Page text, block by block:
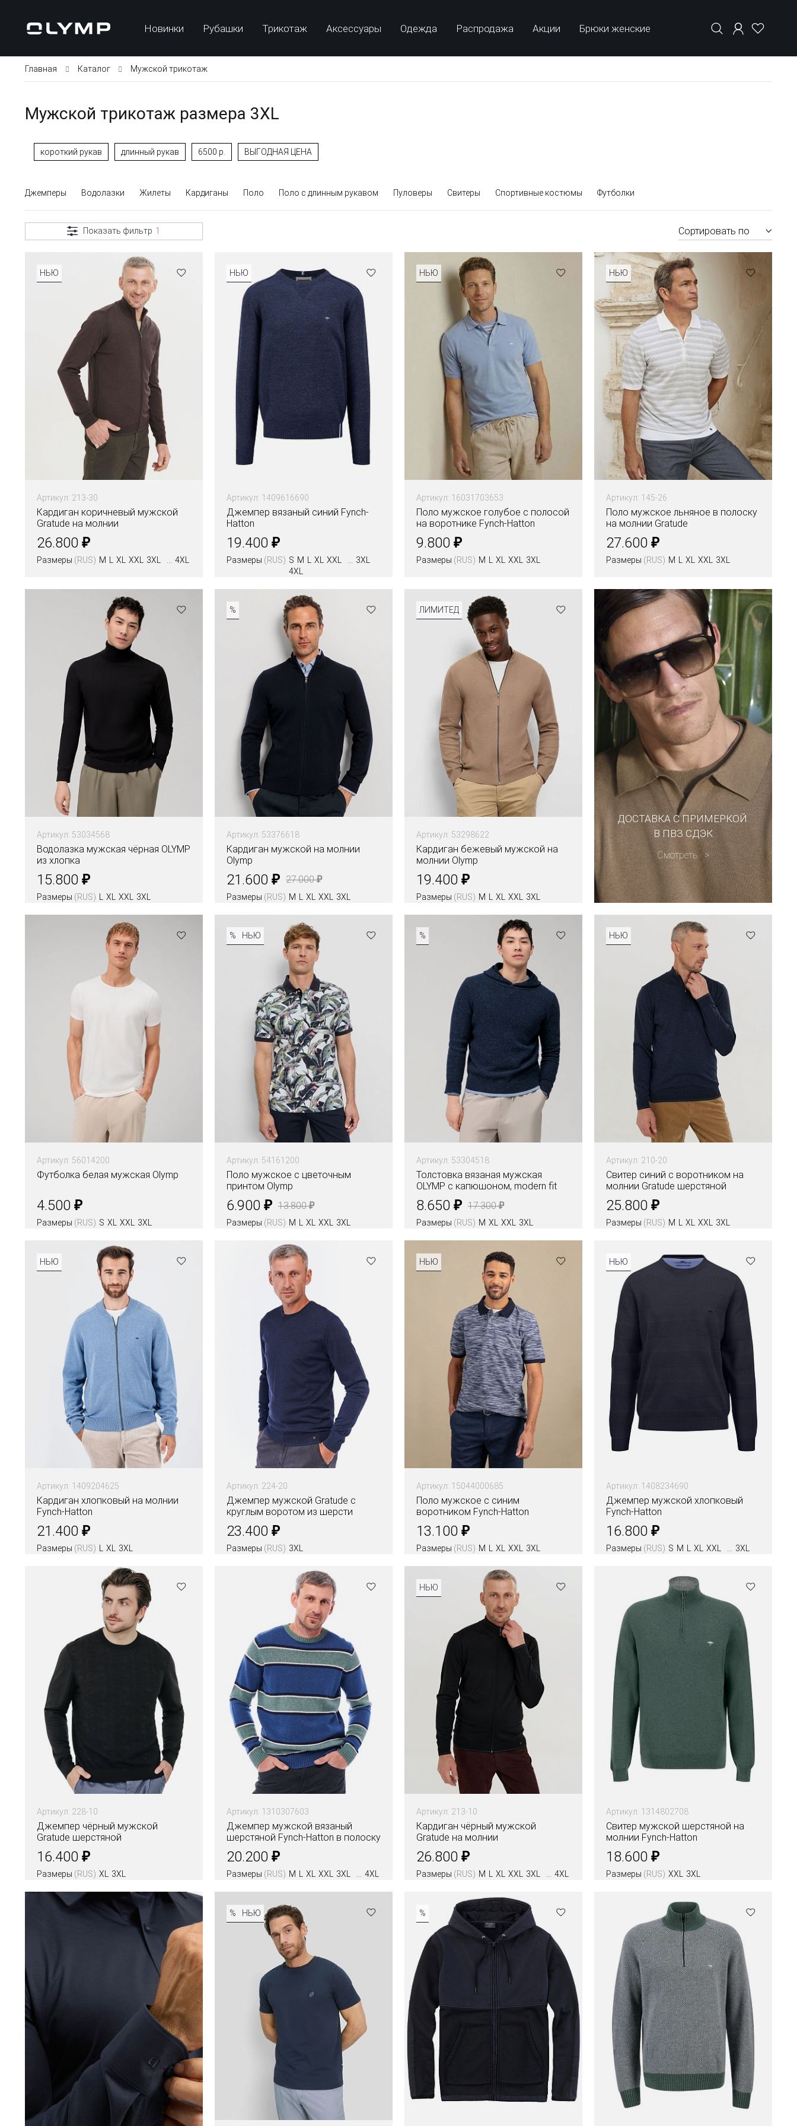
Новинки Рубашки Трикотаж Аксессуары Одежда Распродажа Акции Брюки женские
Главная Каталог Мужской трикотаж
Мужской трикотаж размера 3XL
короткий рукав длинный рукав 6500 р. ВЫГОДНАЯ ЦЕНА
Джемперы Водолазки Жилеты Кардиганы Поло Поло с длинным рукавом Пуловеры Свитеры Спортивные костюмы Футболки
Показать фильтр 1 Сортировать по
НЬЮ
Артикул: 213-30
Кардиган коричневый мужской
Gratude на молнии
26.800 ₽
Размеры (RUS) M XL XXL 3XL
4XL
НЬЮ
Артикул: 1409616690
Джемпер вязаный синий Fynch-
Hatton
19.400 ₽
Размеры (RUS) S M XL XXL
3XL
4XL
Цвета
НЬЮ
Артикул: 16031703653
Поло мужское голубое с полосой
на воротнике Fynch-Hatton
9.800 ₽
Размеры (RUS) M XL XXL 3XL
НЬЮ
Артикул: 145-26
Поло мужское льняное в полоску
на молнии Gratude
27.600 ₽
Размеры (RUS) M XL XXL 3XL
Артикул: 53034568
Водолазка мужская чёрная OLYMP
из хлопка
15.800 ₽
Размеры (RUS) XL XXL
3XL
Цвета
%
Артикул: 53376618
Кардиган мужской на молнии
Olymp
21.600 ₽ 27.000₽
Размеры (RUS) M XL XXL
3XL
Цвета
ЛИМИТЕД
Артикул: 53298622
Кардиган бежевый мужской на
молнии Olymp
19.400 ₽
Размеры (RUS) M XL XXL
3XL
Цвета
ДОСТАВКА С ПРИМЕРКОЙ
В ПВЗ СДЭК
Смотреть
Артикул: 56014200
Футболка белая мужская Olymp
4.500 ₽
Размеры (RUS) S XL XXL
3XL
% НЬЮ
Артикул: 54161200
Поло мужское с цветочным
принтом Olymp
6.900 ₽ 13.800₽
Размеры (RUS) M XL XXL
3XL
%
Артикул: 53304518
Толстовка вязаная мужская
OLYMP с капюшоном, modern fit
8.650 ₽ 17.300₽
Размеры (RUS) M XL XXL
3XL
Цвета
НЬЮ
Артикул: 210-20
Свитер синий с воротником на
молнии Gratude шерстяной
25.800 ₽
Размеры (RUS) M XL XXL
3XL
НЬЮ
Артикул: 1409204625
Кардиган хлопковый на молнии
Fynch-Hatton
21.400 ₽
Размеры (RUS) L XL 3XL
Артикул: 224-20
Джемпер мужской Gratude с
круглым воротом из шерсти
мериса
23.400 ₽
Размеры (RUS) 3XL
НЬЮ
Артикул: 15044000685
Поло мужское с синим
воротником Fynch-Hatton
13.100 ₽
Размеры (RUS) M L XL XXL 3XL
НЬЮ
Артикул: 1408234690
Джемпер мужской хлопковый
Fynch-Hatton
16.800 ₽
Размеры (RUS) S M L XL XXL 3XL
Артикул: 228-10
Джемпер чёрный мужской
Gratude шерстяной
16.400 ₽
Размеры (RUS) XL 3XL
Артикул: 1310307603
Джемпер мужской вязаный
шерстяной Fynch-Hatton в полоску
20.200 ₽
Размеры (RUS) M L XL XXL 3XL 4XL
НЬЮ
Артикул: 213-10
Кардиган чёрный мужской
Gratude на молнии
26.800 ₽
Размеры (RUS) M L XL XXL 3XL
4XL
Артикул: 1314802708
Свитер мужской шерстяной на
молнии Fynch-Hatton
18.600 ₽
Размеры (RUS) XXL 3XL
% НЬЮ %